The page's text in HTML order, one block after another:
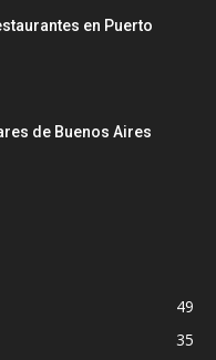
en Puerto
de Buenos Aires
49
35